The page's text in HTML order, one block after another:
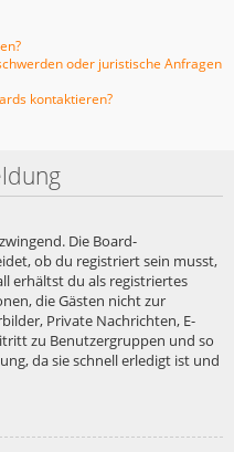
oder juristische Anfragen
kontaktieren?
Die Board-
ob du registriert sein musst,
erhältst du als registriertes
die Gästen nicht zur
Private Nachrichten, E-
zu Benutzergruppen und so
da sie schnell erledigt ist und